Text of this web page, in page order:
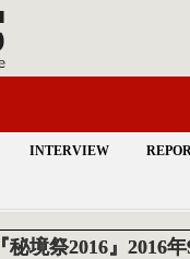
INTERVIEW
『秘境祭2016』2016